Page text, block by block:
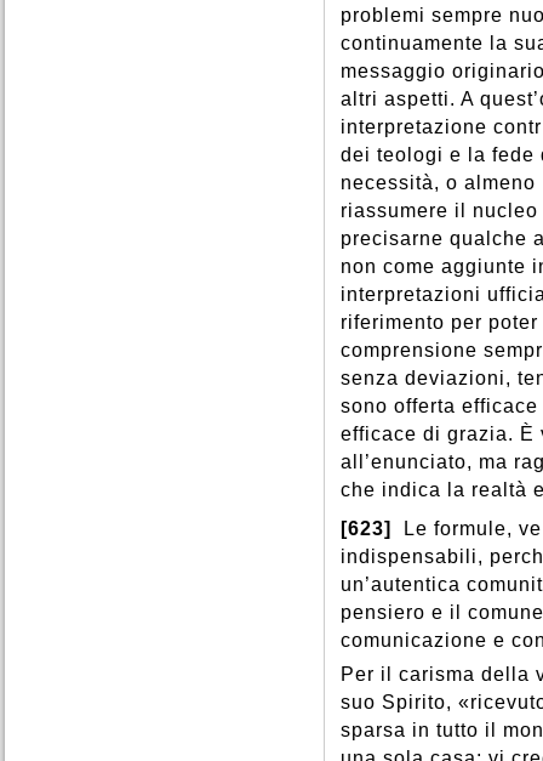
problemi sempre
continuamente la
messaggio
altri aspetti. A
interpretazione
dei teologi e la fede
necessità, o
riassumere il
precisarne qualche
non come aggiunte
interpretazioni
riferimento per
comprensione
senza deviazioni,
sono offerta
efficace di grazia. È
all’enunciato, ma
che indica la realtà
[623]
Le formule,
indispensabili,
un’autentica
pensiero e il
comunicazione e
Per il carisma della
suo Spirito,
sparsa in tutto il